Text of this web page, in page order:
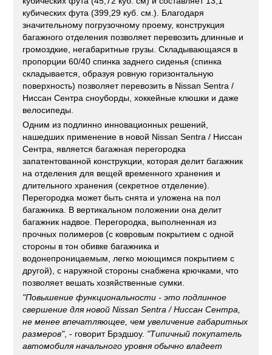
кубических фута (399,29 куб. см.). Благодаря
значительному погрузочному проему, конструкция
багажного отделения позволяет перевозить длинные и
громоздкие, негабаритные грузы. Складывающаяся в
пропорции 60/40 спинка заднего сиденья (спинка
складывается, образуя ровную горизонтальную
поверхность) позволяет перевозить в Nissan Sentra /
Ниссан Сентра сноуборды, хоккейные клюшки и даже
велосипеды.
Одним из подлинно инновационных решений,
нашедших применение в новой Nissan Sentra / Ниссан
Сентра, является багажная перегородка
запатентованной конструкции, которая делит багажник
на отделения для вещей временного хранения и
длительного хранения (секретное отделение).
Перегородка может быть снята и уложена на пол
багажника. В вертикальном положении она делит
багажник надвое. Перегородка, выполненная из
прочных полимеров (с ковровым покрытием с одной
стороны в тон обивке багажника и
водонепроницаемым, легко моющимся покрытием с
другой), с наружной стороны снабжена крючками, что
позволяет вешать хозяйственные сумки.
"Повышение функциональности - это подлинное
свершение для новойNissan Sentra /Ниссан Сентра
не менее впечатляющее, чем увеличение габаритных
размеров", - говорит Брэдшоу. "Типичный покупатель
автомобиля начального уровня обычно владеет